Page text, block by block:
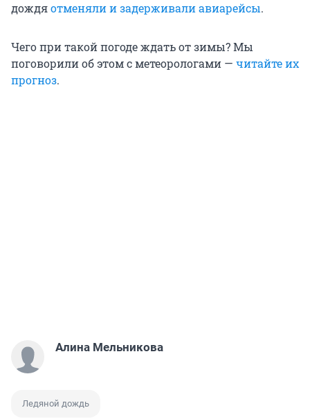
дождяотменяли и задерживали авиарейсы.
Чего при такой погоде ждать от зимы? Мы
поговорили об этом с метеорологами — читайте их
прогноз.
Алина Мельникова
Ледяной дождь